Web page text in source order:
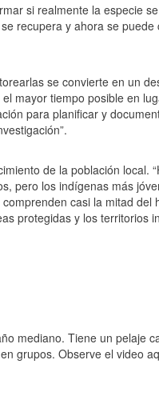
si realmente la especie
recupera y ahora se
se convierte en un
mayor tiempo posible en
para planificar y
de la población local.
pero los indígenas más
casi la mitad del
protegidas y los territorios
mediano. Tiene un pelaje
grupos. Observe el video